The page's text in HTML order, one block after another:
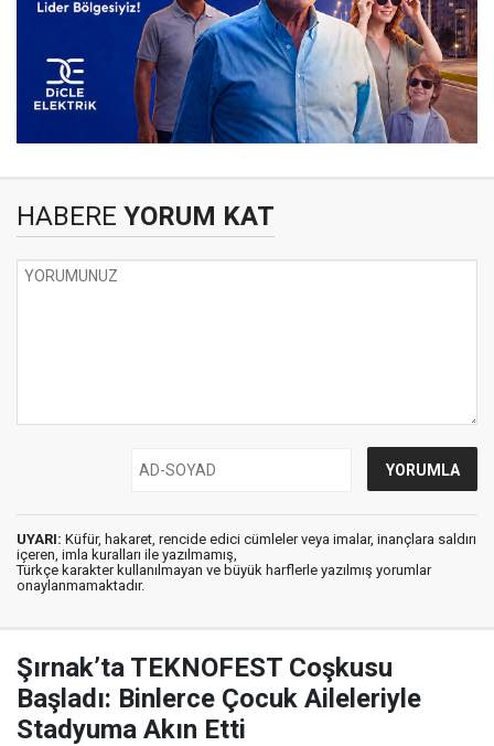
HABERE YORUM KAT
UYARI: Küfür, hakaret, rencide edici cümleler veya imalar, inançlara saldırı
içeren, imla kuralları ile yazılmamış,
Türkçe karakter kullanılmayan ve büyük harflerle yazılmış yorumlar
onaylanmamaktadır.
Şırnak’ta TEKNOFEST Coşkusu
Başladı: Binlerce Çocuk Aileleriyle
Stadyuma Akın Etti